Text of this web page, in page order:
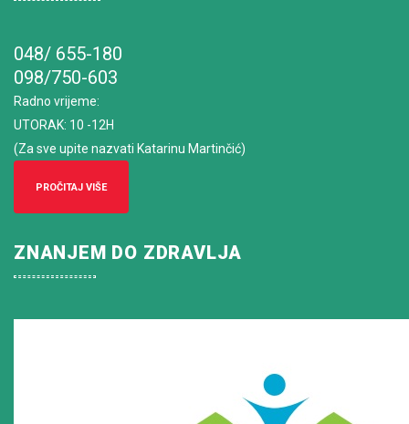
048/ 655-180
098/750-603
Radno vrijeme:
UTORAK: 10 -12H
(Za sve upite nazvati Katarinu Martinčić)
PROČITAJ VIŠE
ZNANJEM DO ZDRAVLJA